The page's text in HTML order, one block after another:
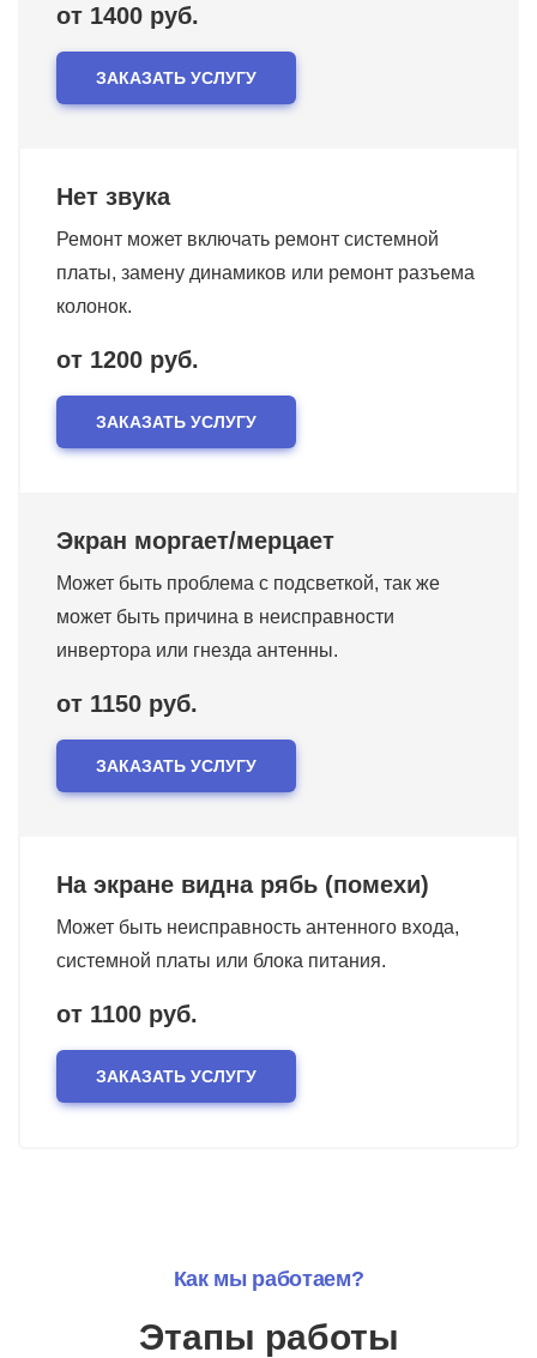
от 1400 руб.
ЗАКАЗАТЬ УСЛУГУ
Нет звука
Ремонт может включать ремонт системной
платы, замену динамиков или ремонт разъема
колонок.
от 1200 руб.
ЗАКАЗАТЬ УСЛУГУ
Экран моргает/мерцает
Может быть проблема с подсветкой, так же
может быть причина в неисправности
инвертора или гнезда антенны.
от 1150 руб.
ЗАКАЗАТЬ УСЛУГУ
На экране видна рябь (помехи)
Может быть неисправность антенного входа,
системной платы или блока питания.
от 1100 руб.
ЗАКАЗАТЬ УСЛУГУ
Как мы работаем?
Этапы работы